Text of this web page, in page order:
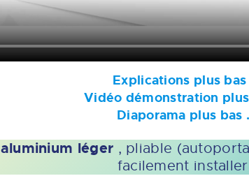
Explications plus
Vidéo démonstration
Diaporama plus bas
léger , pliable
facilement